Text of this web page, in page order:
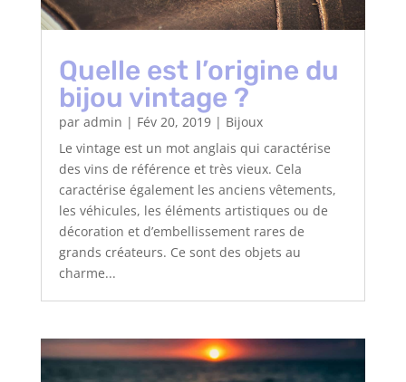
Quelle est l’origine du
bijou vintage ?
par admin | Fév 20, 2019| Bijoux
Le vintage est un mot anglais qui caractérise
des vins de référence et très vieux. Cela
caractérise également les anciens vêtements,
les véhicules, les éléments artistiques ou de
décoration et d’embellissement rares de
grands créateurs. Ce sont des objets au
charme...